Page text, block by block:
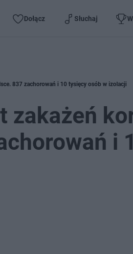
Dołącz Słuchaj
837 zachorowań i 10 tysięcy osób w izolacji
zakażeń
i